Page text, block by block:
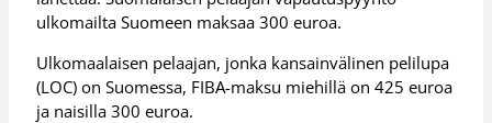
ulkomailta Suomeen maksaa 300 euroa.
Ulkomaalaisen pelaajan, jonka kansainvälinen pelilupa
(LOC) on Suomessa, FIBA-maksu miehillä on 425 euroa
ja naisilla 300 euroa.